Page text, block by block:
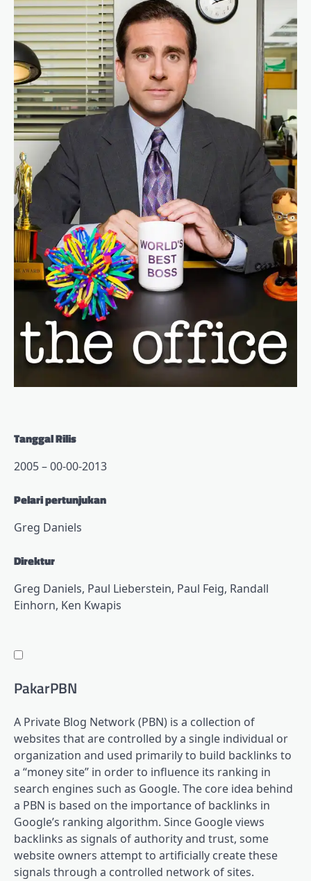
Tanggal Rilis
2005 – 00-00-2013
Pelari pertunjukan
Greg Daniels
Direktur
Greg Daniels, Paul Lieberstein, Paul Feig, Randall
Einhorn, Ken Kwapis
PakarPBN
A Private Blog Network (PBN) is a collection of
websites that are controlled by a single individual or
organization and used primarily to build backlinks to
a “money site” in order to influence its ranking in
search engines such as Google. The core idea behind
a PBN is based on the importance of backlinks in
Google’s ranking algorithm. Since Google views
backlinks as signals of authority and trust, some
website owners attempt to artificially create these
signals through a controlled network of sites.